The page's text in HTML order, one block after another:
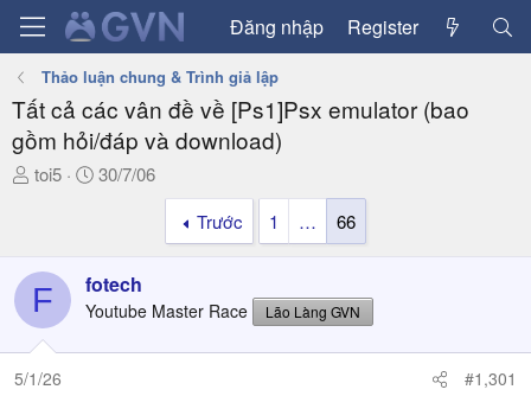
Đăng nhập Register
Thảo luận chung & Trình giả lập
Tất cả các vân đề về [Ps1]Psx emulator (bao
gồm hỏi/đáp và download)
T
a
d
s
t
a
toi5
N
ử
i
30/7/06
Trước
1 … 66
F fotech
Youtube Master Race Lão Làng GVN
5/1/26 #1,301